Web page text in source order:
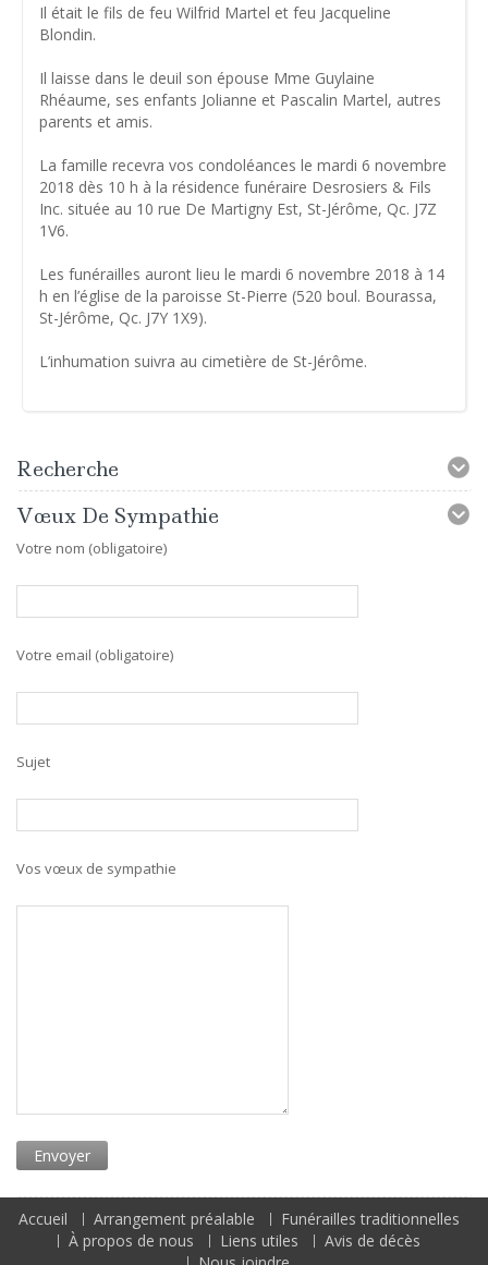
Il était le fils de feu Wilfrid Martel et feu Jacqueline
Blondin.
Il laisse dans le deuil son épouse Mme Guylaine
Rhéaume, ses enfants Jolianne et Pascalin Martel, autres
parents et amis.
La famille recevra vos condoléances le mardi 6 novembre
2018 dès 10 h à la résidence funéraire Desrosiers & Fils
Inc. située au 10 rue De Martigny Est, St-Jérôme, Qc. J7Z
1V6.
Les funérailles auront lieu le mardi 6 novembre 2018 à 14
h en l’église de la paroisse St-Pierre (520 boul. Bourassa,
St-Jérôme, Qc. J7Y 1X9).
L’inhumation suivra au cimetière de St-Jérôme.
Recherche
Vœux De Sympathie
Votre nom (obligatoire)
Votre email (obligatoire)
Sujet
Vos vœux de sympathie
Accueil Arrangement préalable
Funérailles traditionnelles
À propos de nous
Liens utiles
Avis de décès